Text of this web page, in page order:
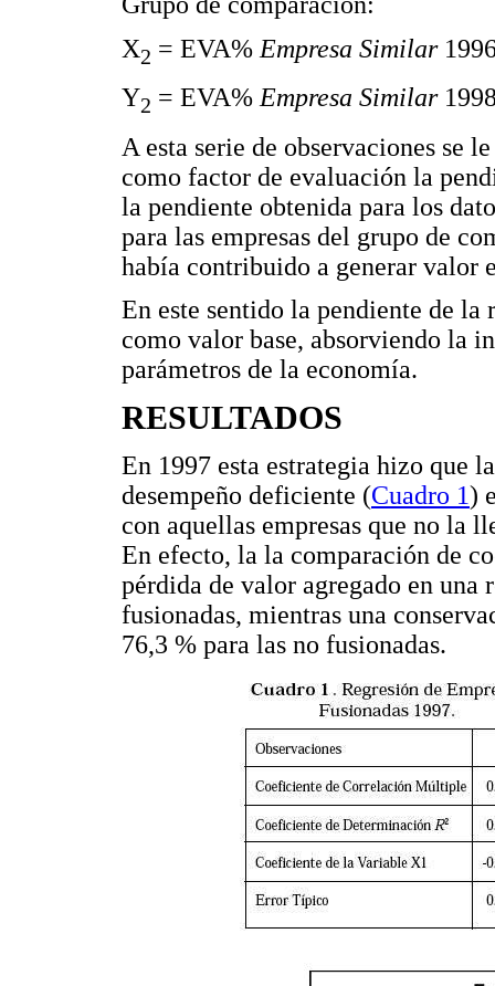
X2 = EVA% Empresa Similar
Y2 = EVA% Empresa Similar
A esta serie de observaciones se
como factor de evaluación la
la pendiente obtenida para los
para las empresas del grupo de
había contribuido a generar valor
En este sentido la pendiente de la
como valor base, absorviendo la
parámetros de la economía.
RESULTADOS
En 1997 esta estrategia hizo que
desempeño deficiente (Cuadro 1)
con aquellas empresas que no la
En efecto, la la comparación de
pérdida de valor agregado en una
fusionadas, mientras una
76,3 % para las no fusionadas.